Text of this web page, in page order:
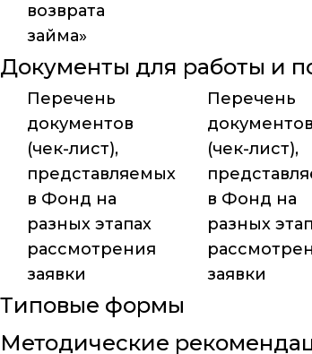
возврата
займа»
Документы для работы и
Перечень
документов
(чек-лист),
представляемых
в Фонд на
разных этапах
рассмотрения
заявки
Перечень
документов
(чек-лист),
в Фонд на
разных
заявки
Типовые формы
Методические